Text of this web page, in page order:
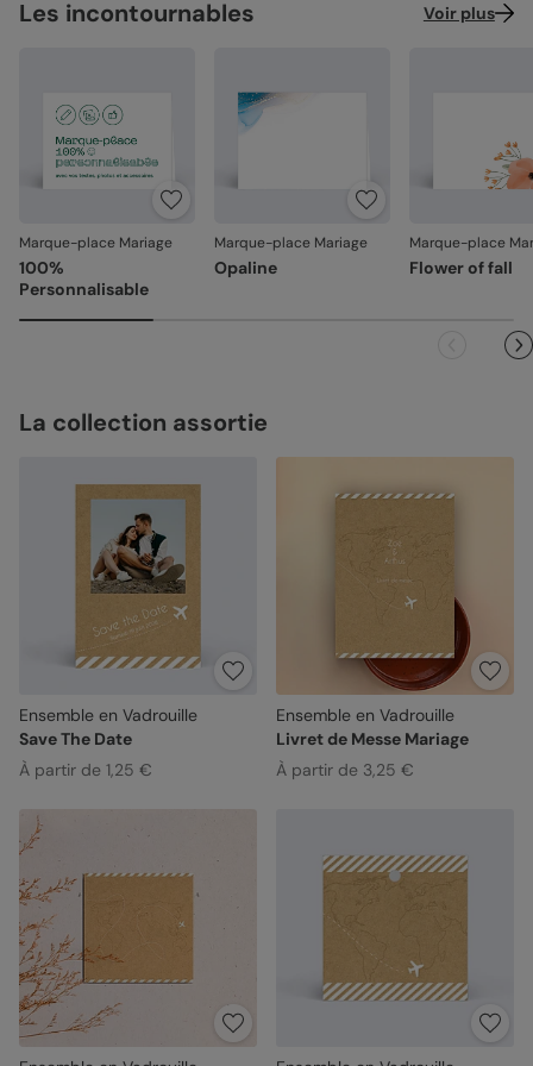
Les incontournables Voir plus
Marque-place Mariage
100%
Personnalisable
Marque-place Mariage
Opaline
Marque-place
Flower of fall
La collection assortie
Ensemble en Vadrouille
Save The Date
À partir de 1,25 €
Ensemble en Vadrouille
Livret de Messe Mariage
À partir de 3,25 €